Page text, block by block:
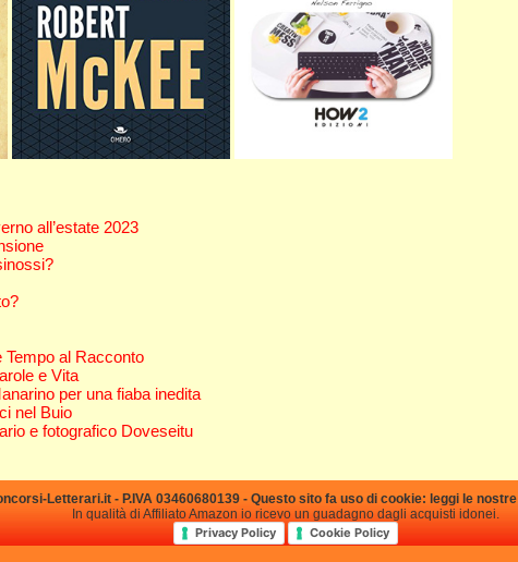
all’estate 2023
al Racconto
e Vita
per una fiaba inedita
nel Buio
e fotografico Doveseitu
Letterari.it - P.IVA 03460680139 - Questo sito fa uso di cookie: leggi le nostre
In qualità di Affiliato Amazon io ricevo un guadagno dagli acquisti idonei.
Privacy Policy
Cookie Policy